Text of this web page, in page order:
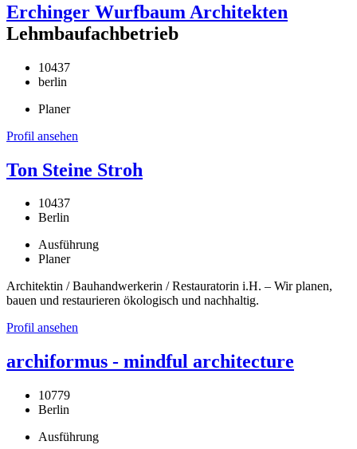
Erchinger Wurfbaum Architekten
Lehmbaufachbetrieb
10437
berlin
Planer
Profil ansehen
Ton Steine Stroh
10437
Berlin
Ausführung
Planer
Architektin / Bauhandwerkerin / Restauratorin i.H. – Wir planen,
bauen und restaurieren ökologisch und nachhaltig.
Profil ansehen
archiformus - mindful architecture
10779
Berlin
Ausführung